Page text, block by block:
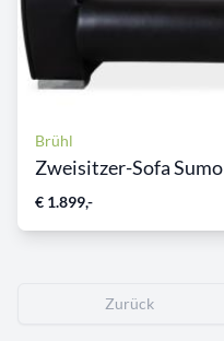
Brühl
Zweisitzer-Sofa Sumo
€ 1.899,-
Zurück